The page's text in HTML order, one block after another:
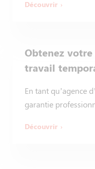
Découvrir
Obtenez
travail
En tant qu’agence
garantie
Découvrir